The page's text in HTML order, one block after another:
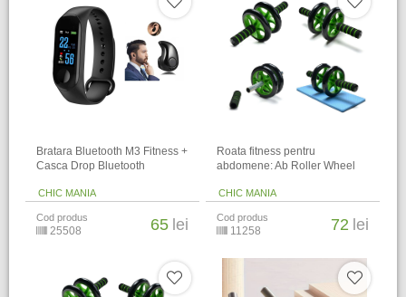
Bratara Bluetooth M3 Fitness +
Casca Drop Bluetooth
CHIC MANIA
Cod produs
25508 65 lei
Roata fitness pentru
abdomene: Ab Roller Wheel
CHIC MANIA
Cod produs
11258 72 lei